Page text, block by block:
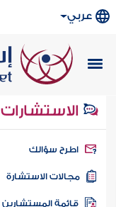
عربي
الاستشارات
سؤالك
الاستشارة